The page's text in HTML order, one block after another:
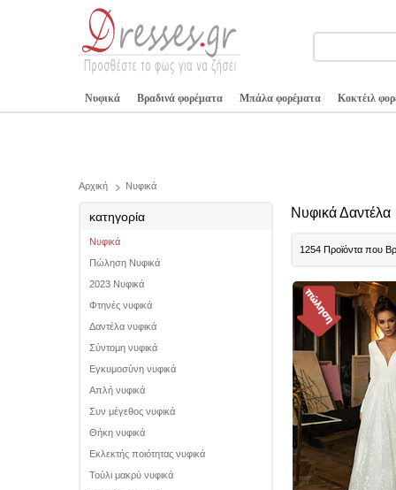
Νυφικά Βραδινά φορέματα Μπάλα φορέματα Κοκτέιλ
Αρχική Νυφικά
κατηγορία
Νυφικά
Πώληση Νυφικά
2023 Νυφικά
Φτηνές νυφικά
Δαντέλα νυφικά
Σύντομη νυφικά
Εγκυμοσύνη νυφικά
Απλή νυφικά
Συν μέγεθος νυφικά
Θήκη νυφικά
Εκλεκτής ποιότητας νυφικά
Τούλι μακρύ νυφικά
Νυφικά Δαντέλα
1254 Προϊόντα που